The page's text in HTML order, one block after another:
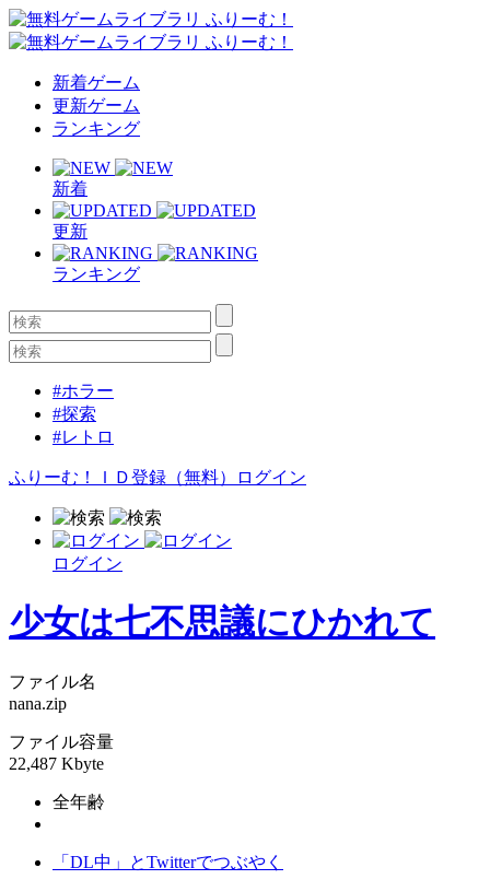
新着ゲーム
更新ゲーム
ランキング
新着
更新
ランキング
#ホラー
#探索
#レトロ
ふりーむ！ＩＤ登録（無料） ログイン
ログイン
少女は七不思議にひかれて
ファイル名
nana.zip
ファイル容量
22,487 Kbyte
全年齢
「DL中」とTwitterでつぶやく